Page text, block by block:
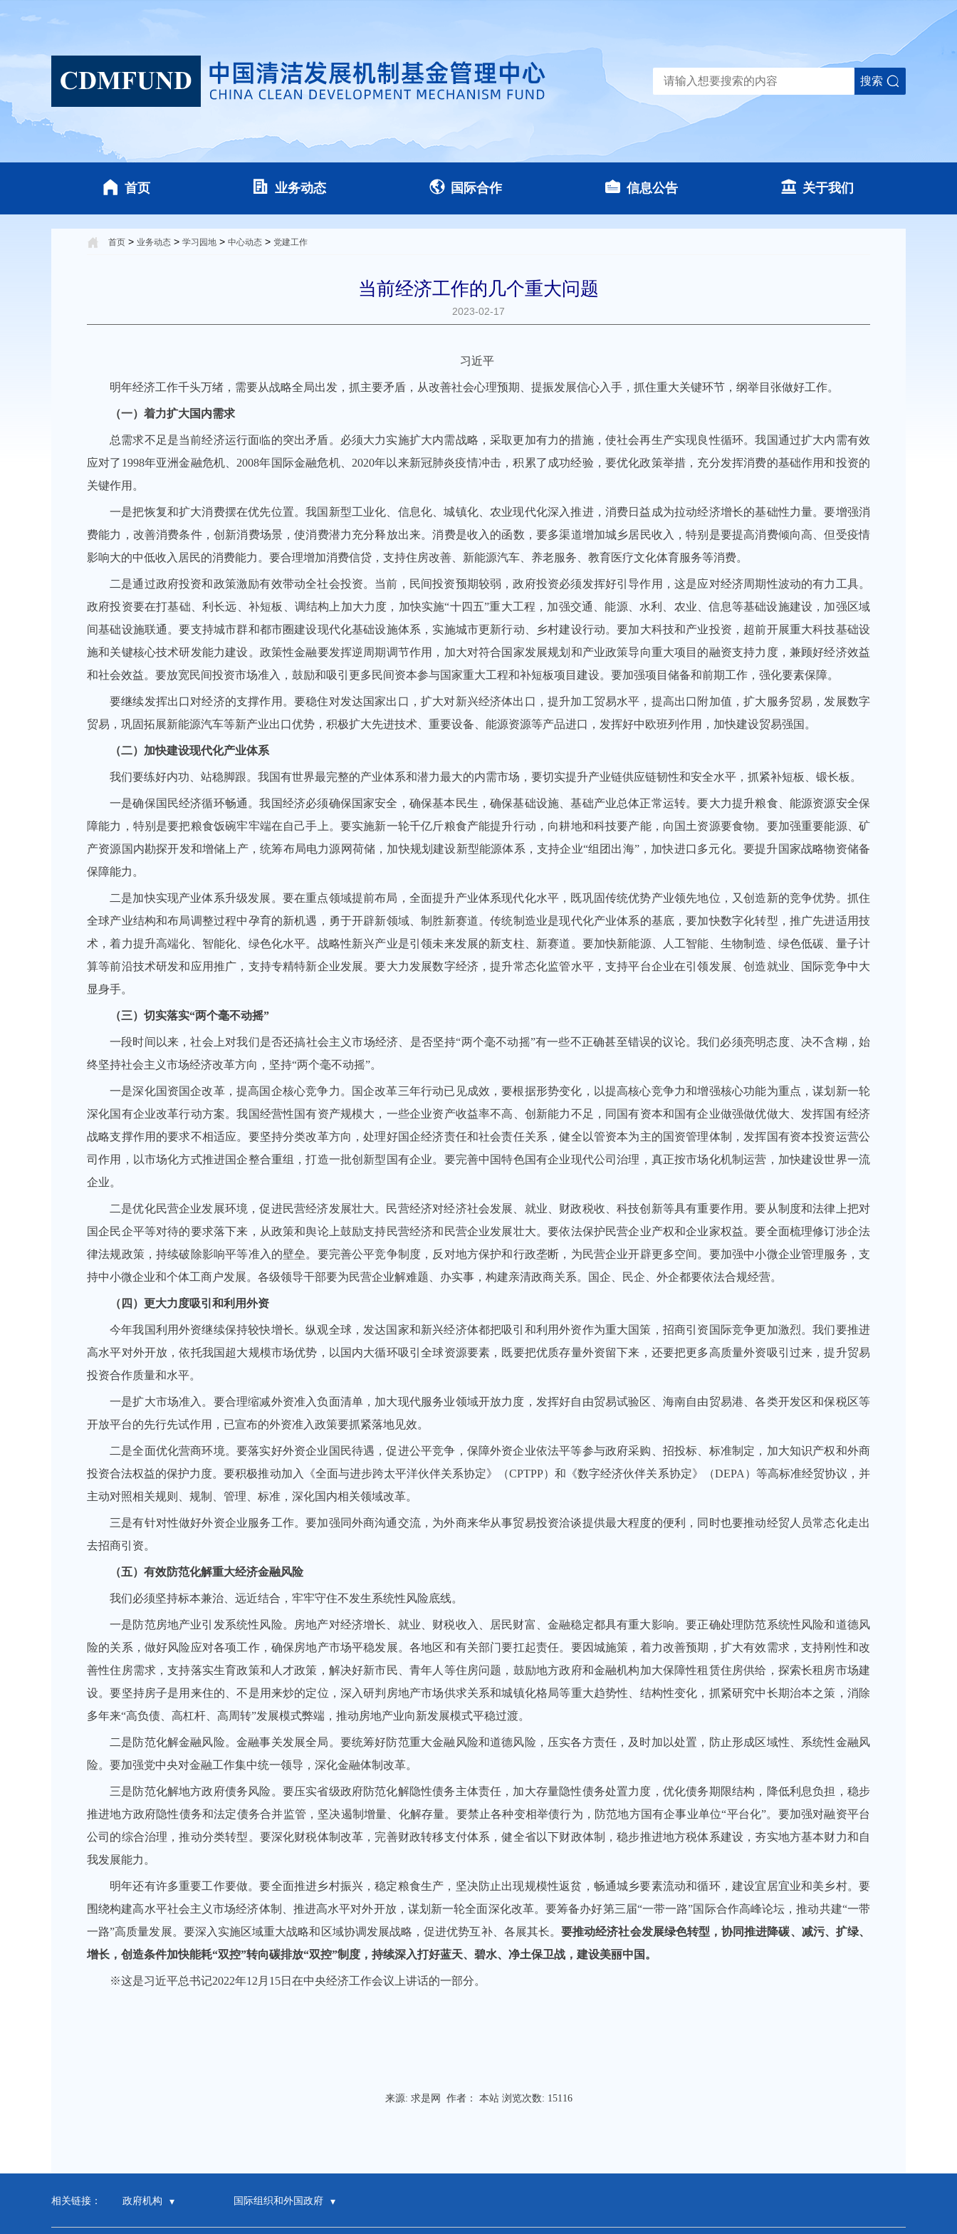
搜索
首页 业务动态 国际合作 信息公告 关于我们
首页 > 业务动态 > 学习园地 > 中心动态 > 党建工作
当前经济工作的几个重大问题
2023-02-17
习近平
明年经济工作千头万绪，需要从战略全局出发，抓主要矛盾，从改善社会心理预期、提振发展信心入手，抓住重大关键环节，纲举目张做好工作。
（一）着力扩大国内需求
总需求不足是当前经济运行面临的突出矛盾。必须大力实施扩大内需战略，采取更加有力的措施，使社会再生产实现良性循环。我国通过扩大内需有效
应对了1998年亚洲金融危机、2008年国际金融危机、2020年以来新冠肺炎疫情冲击，积累了成功经验，要优化政策举措，充分发挥消费的基础作用和投资的
关键作用。
一是把恢复和扩大消费摆在优先位置。我国新型工业化、信息化、城镇化、农业现代化深入推进，消费日益成为拉动经济增长的基础性力量。要增强消
费能力，改善消费条件，创新消费场景，使消费潜力充分释放出来。消费是收入的函数，要多渠道增加城乡居民收入，特别是要提高消费倾向高、但受疫情
影响大的中低收入居民的消费能力。要合理增加消费信贷，支持住房改善、新能源汽车、养老服务、教育医疗文化体育服务等消费。
二是通过政府投资和政策激励有效带动全社会投资。当前，民间投资预期较弱，政府投资必须发挥好引导作用，这是应对经济周期性波动的有力工具。
政府投资要在打基础、利长远、补短板、调结构上加大力度，加快实施“十四五”重大工程，加强交通、能源、水利、农业、信息等基础设施建设，加强区域
间基础设施联通。要支持城市群和都市圈建设现代化基础设施体系，实施城市更新行动、乡村建设行动。要加大科技和产业投资，超前开展重大科技基础设
施和关键核心技术研发能力建设。政策性金融要发挥逆周期调节作用，加大对符合国家发展规划和产业政策导向重大项目的融资支持力度，兼顾好经济效益
和社会效益。要放宽民间投资市场准入，鼓励和吸引更多民间资本参与国家重大工程和补短板项目建设。要加强项目储备和前期工作，强化要素保障。
要继续发挥出口对经济的支撑作用。要稳住对发达国家出口，扩大对新兴经济体出口，提升加工贸易水平，提高出口附加值，扩大服务贸易，发展数字
贸易，巩固拓展新能源汽车等新产业出口优势，积极扩大先进技术、重要设备、能源资源等产品进口，发挥好中欧班列作用，加快建设贸易强国。
（二）加快建设现代化产业体系
我们要练好内功、站稳脚跟。我国有世界最完整的产业体系和潜力最大的内需市场，要切实提升产业链供应链韧性和安全水平，抓紧补短板、锻长板。
一是确保国民经济循环畅通。我国经济必须确保国家安全，确保基本民生，确保基础设施、基础产业总体正常运转。要大力提升粮食、能源资源安全保
障能力，特别是要把粮食饭碗牢牢端在自己手上。要实施新一轮千亿斤粮食产能提升行动，向耕地和科技要产能，向国土资源要食物。要加强重要能源、矿
产资源国内勘探开发和增储上产，统筹布局电力源网荷储，加快规划建设新型能源体系，支持企业“组团出海”，加快进口多元化。要提升国家战略物资储备
保障能力。
二是加快实现产业体系升级发展。要在重点领域提前布局，全面提升产业体系现代化水平，既巩固传统优势产业领先地位，又创造新的竞争优势。抓住
全球产业结构和布局调整过程中孕育的新机遇，勇于开辟新领域、制胜新赛道。传统制造业是现代化产业体系的基底，要加快数字化转型，推广先进适用技
术，着力提升高端化、智能化、绿色化水平。战略性新兴产业是引领未来发展的新支柱、新赛道。要加快新能源、人工智能、生物制造、绿色低碳、量子计
算等前沿技术研发和应用推广，支持专精特新企业发展。要大力发展数字经济，提升常态化监管水平，支持平台企业在引领发展、创造就业、国际竞争中大
显身手。
（三）切实落实“两个毫不动摇”
一段时间以来，社会上对我们是否还搞社会主义市场经济、是否坚持“两个毫不动摇”有一些不正确甚至错误的议论。我们必须亮明态度、决不含糊，始
终坚持社会主义市场经济改革方向，坚持“两个毫不动摇”。
一是深化国资国企改革，提高国企核心竞争力。国企改革三年行动已见成效，要根据形势变化，以提高核心竞争力和增强核心功能为重点，谋划新一轮
深化国有企业改革行动方案。我国经营性国有资产规模大，一些企业资产收益率不高、创新能力不足，同国有资本和国有企业做强做优做大、发挥国有经济
战略支撑作用的要求不相适应。要坚持分类改革方向，处理好国企经济责任和社会责任关系，健全以管资本为主的国资管理体制，发挥国有资本投资运营公
司作用，以市场化方式推进国企整合重组，打造一批创新型国有企业。要完善中国特色国有企业现代公司治理，真正按市场化机制运营，加快建设世界一流
企业。
二是优化民营企业发展环境，促进民营经济发展壮大。民营经济对经济社会发展、就业、财政税收、科技创新等具有重要作用。要从制度和法律上把对
国企民企平等对待的要求落下来，从政策和舆论上鼓励支持民营经济和民营企业发展壮大。要依法保护民营企业产权和企业家权益。要全面梳理修订涉企法
律法规政策，持续破除影响平等准入的壁垒。要完善公平竞争制度，反对地方保护和行政垄断，为民营企业开辟更多空间。要加强中小微企业管理服务，支
持中小微企业和个体工商户发展。各级领导干部要为民营企业解难题、办实事，构建亲清政商关系。国企、民企、外企都要依法合规经营。
（四）更大力度吸引和利用外资
今年我国利用外资继续保持较快增长。纵观全球，发达国家和新兴经济体都把吸引和利用外资作为重大国策，招商引资国际竞争更加激烈。我们要推进
高水平对外开放，依托我国超大规模市场优势，以国内大循环吸引全球资源要素，既要把优质存量外资留下来，还要把更多高质量外资吸引过来，提升贸易
投资合作质量和水平。
一是扩大市场准入。要合理缩减外资准入负面清单，加大现代服务业领域开放力度，发挥好自由贸易试验区、海南自由贸易港、各类开发区和保税区等
开放平台的先行先试作用，已宣布的外资准入政策要抓紧落地见效。
二是全面优化营商环境。要落实好外资企业国民待遇，促进公平竞争，保障外资企业依法平等参与政府采购、招投标、标准制定，加大知识产权和外商
投资合法权益的保护力度。要积极推动加入《全面与进步跨太平洋伙伴关系协定》（CPTPP）和《数字经济伙伴关系协定》（DEPA）等高标准经贸协议，并
主动对照相关规则、规制、管理、标准，深化国内相关领域改革。
三是有针对性做好外资企业服务工作。要加强同外商沟通交流，为外商来华从事贸易投资洽谈提供最大程度的便利，同时也要推动经贸人员常态化走出
去招商引资。
（五）有效防范化解重大经济金融风险
我们必须坚持标本兼治、远近结合，牢牢守住不发生系统性风险底线。
一是防范房地产业引发系统性风险。房地产对经济增长、就业、财税收入、居民财富、金融稳定都具有重大影响。要正确处理防范系统性风险和道德风
险的关系，做好风险应对各项工作，确保房地产市场平稳发展。各地区和有关部门要扛起责任。要因城施策，着力改善预期，扩大有效需求，支持刚性和改
善性住房需求，支持落实生育政策和人才政策，解决好新市民、青年人等住房问题，鼓励地方政府和金融机构加大保障性租赁住房供给，探索长租房市场建
设。要坚持房子是用来住的、不是用来炒的定位，深入研判房地产市场供求关系和城镇化格局等重大趋势性、结构性变化，抓紧研究中长期治本之策，消除
多年来“高负债、高杠杆、高周转”发展模式弊端，推动房地产业向新发展模式平稳过渡。
二是防范化解金融风险。金融事关发展全局。要统筹好防范重大金融风险和道德风险，压实各方责任，及时加以处置，防止形成区域性、系统性金融风
险。要加强党中央对金融工作集中统一领导，深化金融体制改革。
三是防范化解地方政府债务风险。要压实省级政府防范化解隐性债务主体责任，加大存量隐性债务处置力度，优化债务期限结构，降低利息负担，稳步
推进地方政府隐性债务和法定债务合并监管，坚决遏制增量、化解存量。要禁止各种变相举债行为，防范地方国有企事业单位“平台化”。要加强对融资平台
公司的综合治理，推动分类转型。要深化财税体制改革，完善财政转移支付体系，健全省以下财政体制，稳步推进地方税体系建设，夯实地方基本财力和自
我发展能力。
明年还有许多重要工作要做。要全面推进乡村振兴，稳定粮食生产，坚决防止出现规模性返贫，畅通城乡要素流动和循环，建设宜居宜业和美乡村。要
围绕构建高水平社会主义市场经济体制、推进高水平对外开放，谋划新一轮全面深化改革。要筹备办好第三届“一带一路”国际合作高峰论坛，推动共建“一带
一路”高质量发展。要深入实施区域重大战略和区域协调发展战略，促进优势互补、各展其长。要推动经济社会发展绿色转型，协同推进降碳、减污、扩绿、
增长，创造条件加快能耗“双控”转向碳排放“双控”制度，持续深入打好蓝天、碧水、净土保卫战，建设美丽中国。
※这是习近平总书记2022年12月15日在中央经济工作会议上讲话的一部分。
来源: 求是网 作者： 本站 浏览次数: 15116
相关链接： 政府机构 国际组织和外国政府